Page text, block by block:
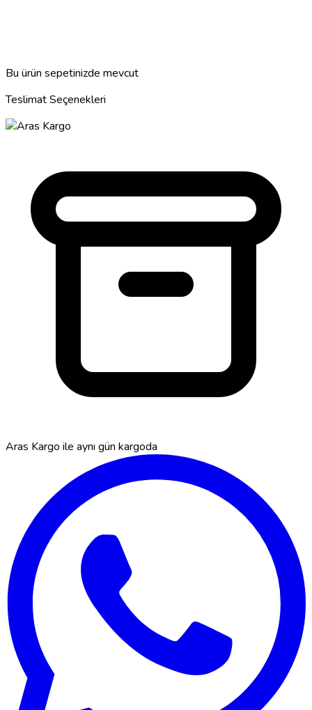
Bu ürün sepetinizde mevcut
Teslimat Seçenekleri
Aras Kargo ile aynı gün kargoda